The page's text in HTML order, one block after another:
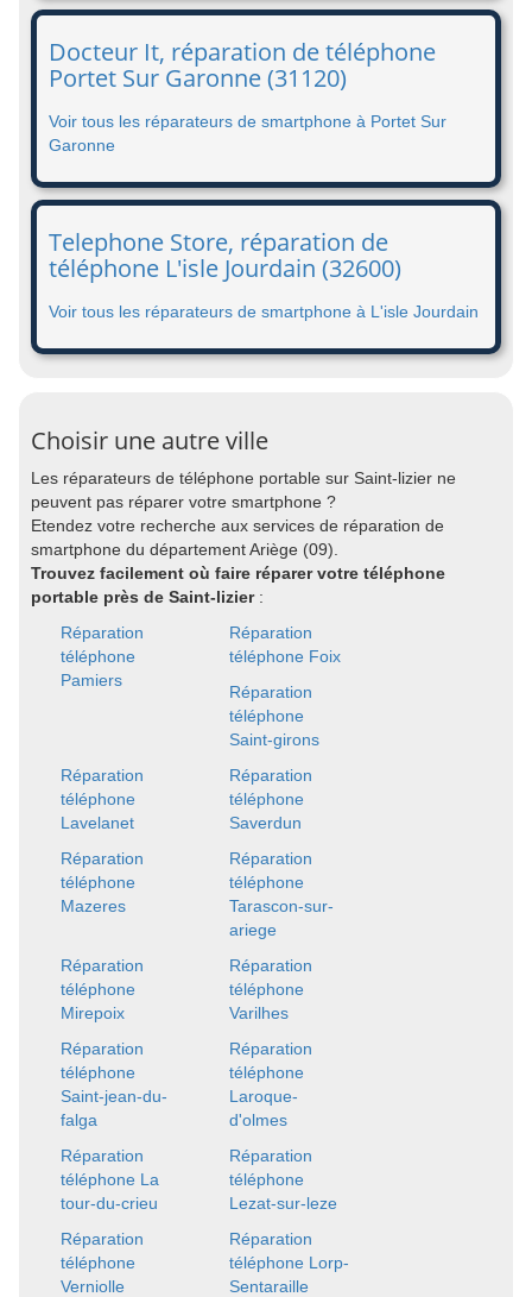
Docteur It, réparation de téléphone
Portet Sur Garonne (31120)
Voir tous les réparateurs de smartphone à Portet Sur
Garonne
Telephone Store, réparation de
téléphone L'isle Jourdain (32600)
Voir tous les réparateurs de smartphone à L'isle Jourdain
Choisir une autre ville
Les réparateurs de téléphone portable sur Saint-lizier ne
peuvent pas réparer votre smartphone ?
Etendez votre recherche aux services de réparation de
smartphone du département Ariège (09).
Trouvez facilement où faire réparer votre téléphone
portable près de Saint-lizier:
Réparation
téléphone
Pamiers
Réparation
téléphone Foix
Réparation
téléphone
Saint-girons
Réparation
téléphone
Lavelanet
Réparation
téléphone
Saverdun
Réparation
téléphone
Mazeres
Réparation
téléphone
Tarascon-sur-
ariege
Réparation
téléphone
Mirepoix
Réparation
téléphone
Varilhes
Réparation
téléphone
Saint-jean-du-
falga
Réparation
téléphone
Laroque-
d'olmes
Réparation
téléphone La
tour-du-crieu
Réparation
téléphone
Lezat-sur-leze
Réparation
téléphone
Verniolle
Réparation
téléphone Lorp-
Sentaraille